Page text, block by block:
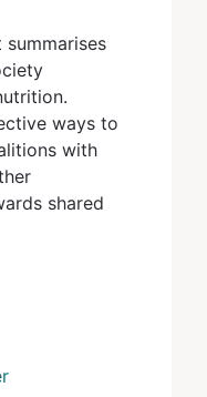
summarises
ways to
with
shared